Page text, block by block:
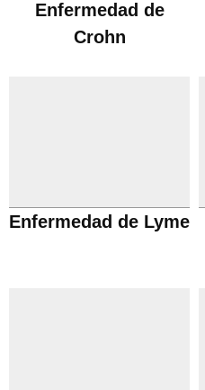
Enfermedad de
Crohn
Enfermedad de Lyme